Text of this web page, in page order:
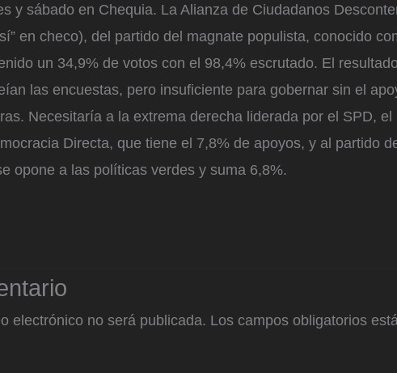
y sábado en Chequia. La Alianza de Ciudadanos
en checo), del partido del magnate populista, conocido
un 34,9% de votos con el 98,4% escrutado. El
las encuestas, pero insuficiente para gobernar sin el
Necesitaría a la extrema derecha liderada por el SPD, el
Directa, que tiene el 7,8% de apoyos, y al partido
opone a las políticas verdes y suma 6,8%.
electrónico no será publicada. Los campos obligatorios